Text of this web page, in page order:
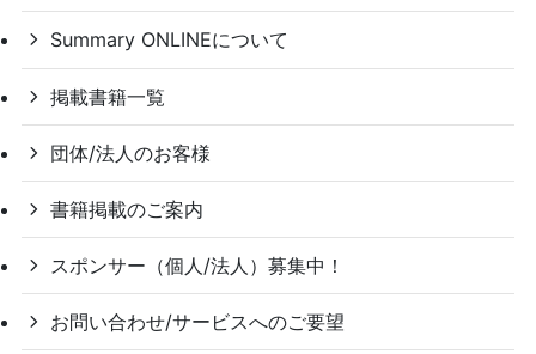
Summary ONLINEについて
掲載書籍一覧
団体/法人のお客様
書籍掲載のご案内
スポンサー（個人/法人）募集中！
お問い合わせ/サービスへのご要望